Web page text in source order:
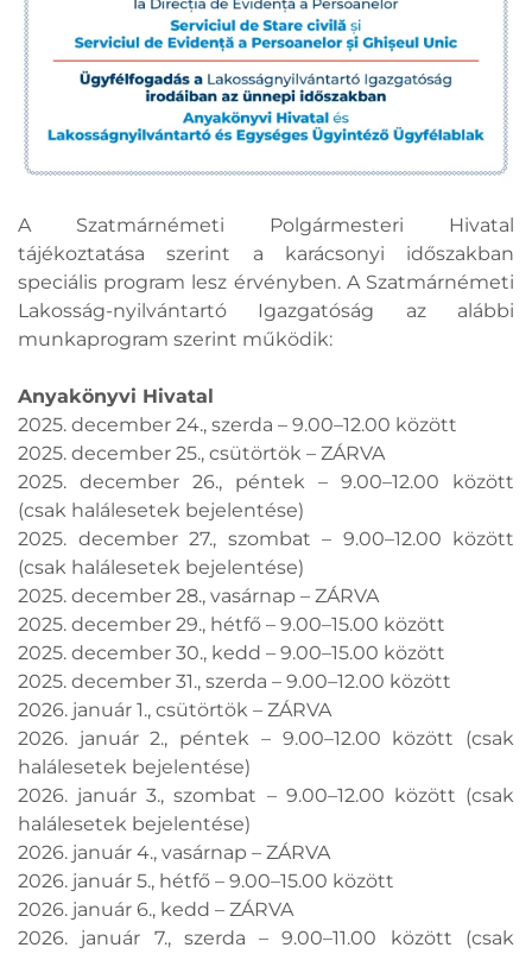
A Szatmárnémeti Polgármesteri Hivatal
tájékoztatása szerint a karácsonyi időszakban
speciális program lesz érvényben. A Szatmárnémeti
Lakosság-nyilvántartó Igazgatóság az alábbi
munkaprogram szerint működik:
Anyakönyvi Hivatal
2025. december 24., szerda – 9.00–12.00 között
2025. december 25., csütörtök – ZÁRVA
2025. december 26., péntek – 9.00–12.00 között
(csak halálesetek bejelentése)
2025. december 27., szombat – 9.00–12.00 között
(csak halálesetek bejelentése)
2025. december 28., vasárnap – ZÁRVA
2025. december 29., hétfő – 9.00–15.00 között
2025. december 30., kedd – 9.00–15.00 között
2025. december 31., szerda – 9.00–12.00 között
2026. január 1., csütörtök – ZÁRVA
2026. január 2., péntek – 9.00–12.00 között (csak
halálesetek bejelentése)
2026. január 3., szombat – 9.00–12.00 között (csak
halálesetek bejelentése)
2026. január 4., vasárnap – ZÁRVA
2026. január 5., hétfő – 9.00–15.00 között
2026. január 6., kedd – ZÁRVA
2026. január 7., szerda – 9.00–11.00 között (csak